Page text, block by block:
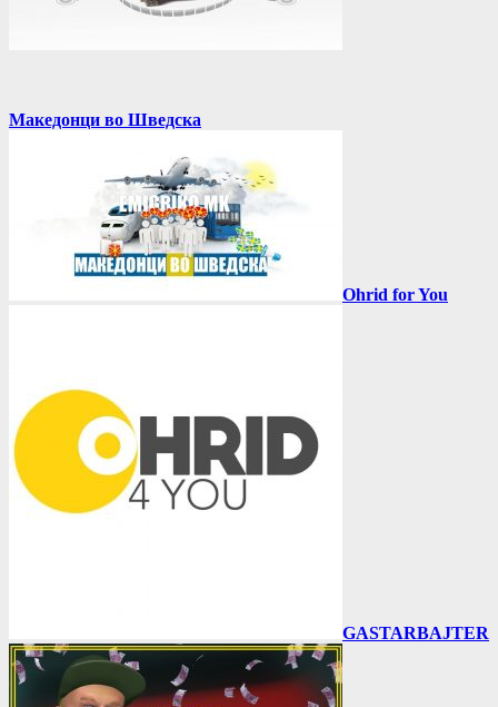
Македонци во Шведска
Ohrid for You
GASTARBAJTER